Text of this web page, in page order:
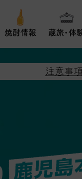
焼酎情報 蔵旅・体
注意事項